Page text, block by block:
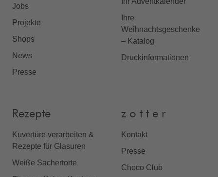
Jobs
Projekte
Shops
News
Presse
Ihre
Weihnachtsgeschenke
– Katalog
Druckinformationen
Rezepte
Kuvertüre verarbeiten &
Rezepte für Glasuren
Weiße Sachertorte
z o t t e r
Kontakt
Presse
Choco Club